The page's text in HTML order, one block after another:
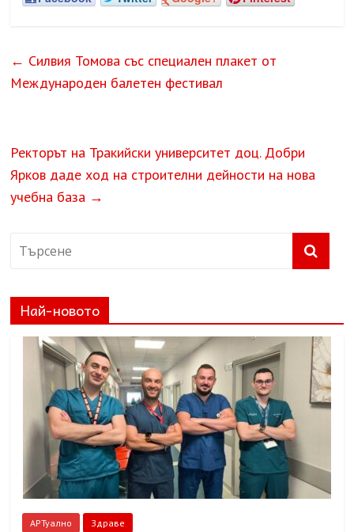
← Силвия Томова със специален плакет от
Международен балетен фестивал
Ректорът на Тракийски университет доц. Добри
Ярков даде ход на строителни дейности на нова
учебна база →
Най-новото
АРТуално Здраве